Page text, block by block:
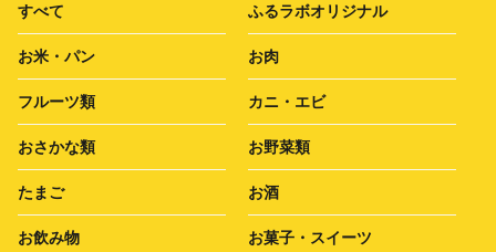
すべて ふるラボオリジナル
お米・パン お肉
フルーツ類 カニ・エビ
おさかな類 お野菜類
たまご お酒
お飲み物 お菓子・スイーツ